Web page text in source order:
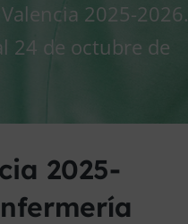
2025-2026.
24 de octubre de
2025-